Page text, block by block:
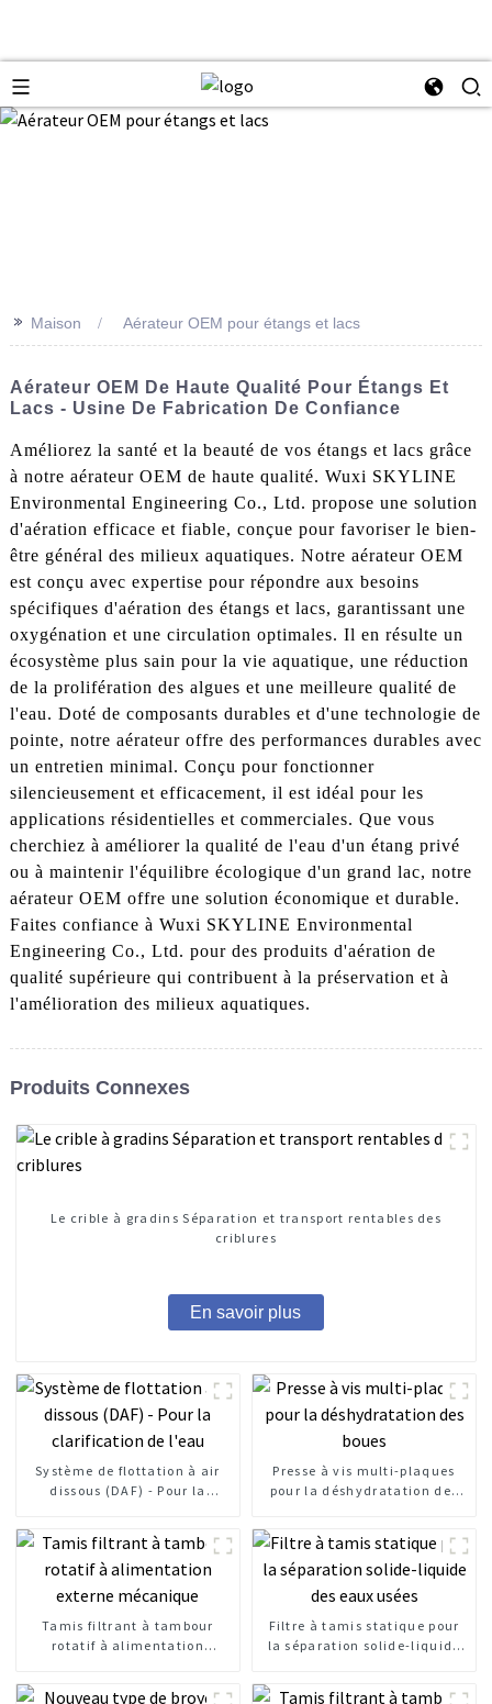
>> Maison Aérateur OEM pour étangs et lacs
Aérateur OEM De Haute Qualité Pour Étangs Et
Lacs - Usine De Fabrication De Confiance
Améliorez la santé et la beauté de vos étangs et lacs grâce
à notre aérateur OEM de haute qualité. Wuxi SKYLINE
Environmental Engineering Co., Ltd. propose une solution
d'aération efficace et fiable, conçue pour favoriser le bien-
être général des milieux aquatiques. Notre aérateur OEM
est conçu avec expertise pour répondre aux besoins
spécifiques d'aération des étangs et lacs, garantissant une
oxygénation et une circulation optimales. Il en résulte un
écosystème plus sain pour la vie aquatique, une réduction
de la prolifération des algues et une meilleure qualité de
l'eau. Doté de composants durables et d'une technologie de
pointe, notre aérateur offre des performances durables avec
un entretien minimal. Conçu pour fonctionner
silencieusement et efficacement, il est idéal pour les
applications résidentielles et commerciales. Que vous
cherchiez à améliorer la qualité de l'eau d'un étang privé
ou à maintenir l'équilibre écologique d'un grand lac, notre
aérateur OEM offre une solution économique et durable.
Faites confiance à Wuxi SKYLINE Environmental
Engineering Co., Ltd. pour des produits d'aération de
qualité supérieure qui contribuent à la préservation et à
l'amélioration des milieux aquatiques.
Produits Connexes
Le crible à gradins Séparation et transport rentables des
criblures
En savoir plus
Système de flottation à air
dissous (DAF) - Pour la
Presse à vis multi-plaques
pour la déshydratation des
Tamis filtrant à tambour
rotatif à alimentation
Filtre à tamis statique pour
la séparation solide-liquide